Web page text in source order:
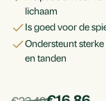
Wat is vitamine
Vitamine D speelt
als het gaat om
lichaam
is goed voor de
ondersteunt sterke botten
en tanden
Per